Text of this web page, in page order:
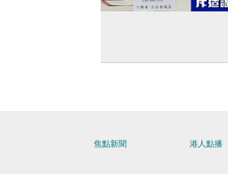
焦點新聞 港人點播